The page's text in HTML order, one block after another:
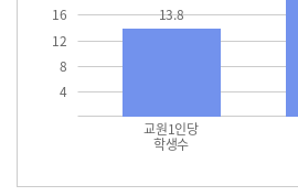
4
8
12
16
교원1인당
학생수
13.8